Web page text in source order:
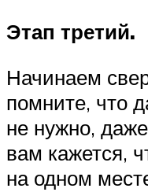
Этап третий.
Начинаем
помните, что
не нужно,
вам кажется,
на одном